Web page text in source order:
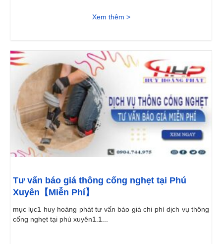
Xem thêm >
Tư vấn báo giá thông cống nghẹt tại Phú
Xuyên【Miễn Phí】
mục lục1 huy hoàng phát tư vấn báo giá chi phí dịch vụ thông
cống nghẹt tại phú xuyên1.1...